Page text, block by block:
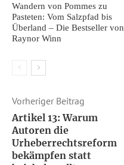
Wandern von Pommes zu
Pasteten: Vom Salzpfad bis
Überland – Die Bestseller von
Raynor Winn
Vorheriger Beitrag
Artikel 13: Warum
Autoren die
Urheberrechtsreform
bekämpfen statt